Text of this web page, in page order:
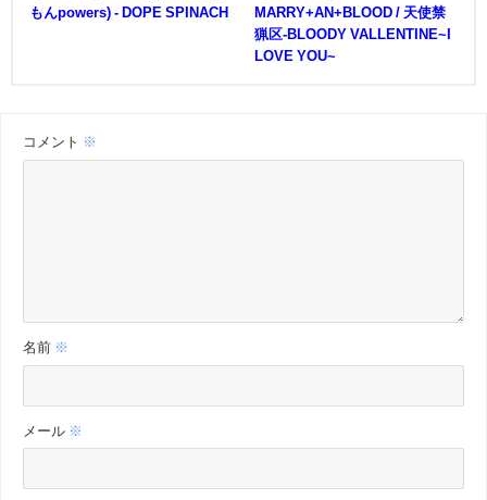
もんpowers) - DOPE SPINACH
MARRY+AN+BLOOD / 天使禁
猟区-BLOODY VALLENTINE~I
LOVE YOU~
コメント ※
名前 ※
メール ※